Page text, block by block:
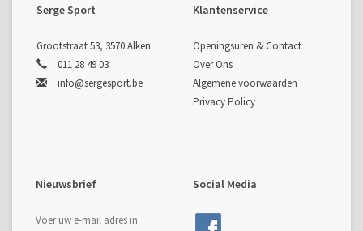
Serge Sport
Grootstraat 53, 3570 Alken
011 28 49 03
info@sergesport.be
Klantenservice
Openingsuren & Contact
Over Ons
Algemene voorwaarden
Privacy Policy
Nieuwsbrief Social Media